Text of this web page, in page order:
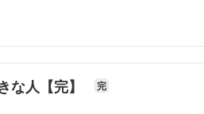
は「王太子暗殺」だ。
な人【完】 完